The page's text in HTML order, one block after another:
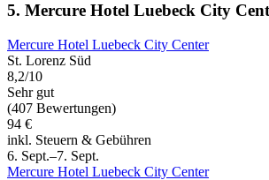
5. Mercure Hotel Luebeck City
Mercure Hotel Luebeck City Center
St. Lorenz Süd
8,2/10
Sehr gut
(407 Bewertungen)
94 €
inkl. Steuern & Gebühren
6. Sept.–7. Sept.
Mercure Hotel Luebeck City Center